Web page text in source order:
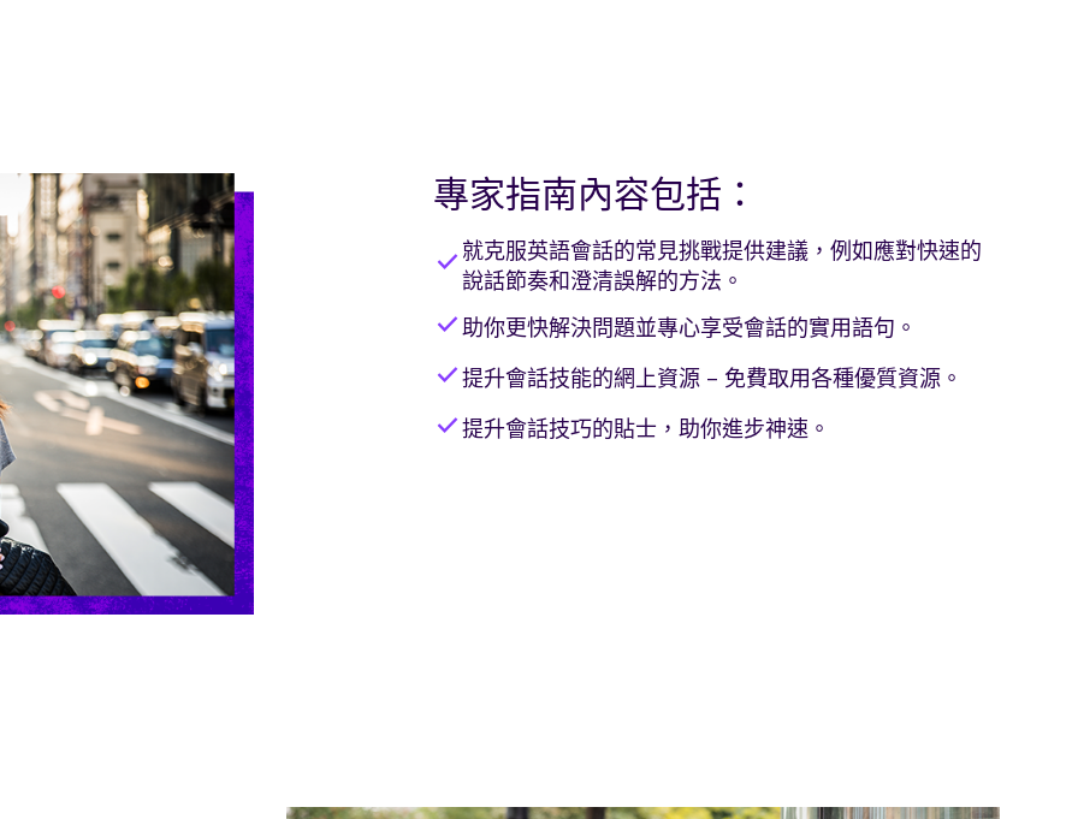
專家指南內容包括：
check 就克服英語會話的常見挑戰提供建議，例如應對快速的
說話節奏和澄清誤解的方法。
check助你更快解決問題並專心享受會話的實用語句。
check提升會話技能的網上資源 – 免費取用各種優質資源。
check提升會話技巧的貼士，助你進步神速。